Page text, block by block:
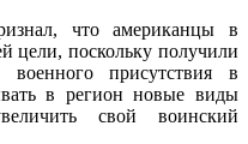
что американцы в
цели, поскольку получили
присутствия в
в регион новые виды
свой воинский